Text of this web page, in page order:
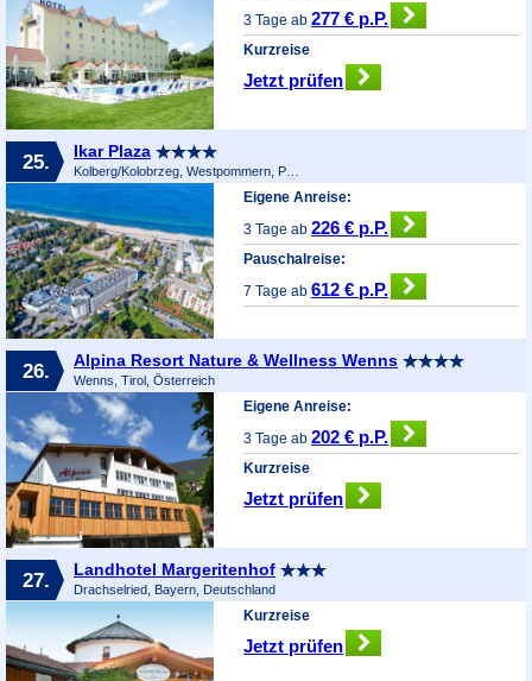
3 Tage ab277 € p.P.
Kurzreise
Jetzt prüfen
25. Ikar Plaza
Kolberg/Kolobrzeg, Westpommern, Polen
Eigene Anreise:
3 Tage ab226 € p.P.
Pauschalreise:
7 Tage ab612 € p.P.
26. Alpina Resort Nature & Wellness Wenns
Wenns, Tirol, Österreich
Eigene Anreise:
3 Tage ab202 € p.P.
Kurzreise
Jetzt prüfen
27. Landhotel Margeritenhof
Drachselried, Bayern, Deutschland
Kurzreise
Jetzt prüfen